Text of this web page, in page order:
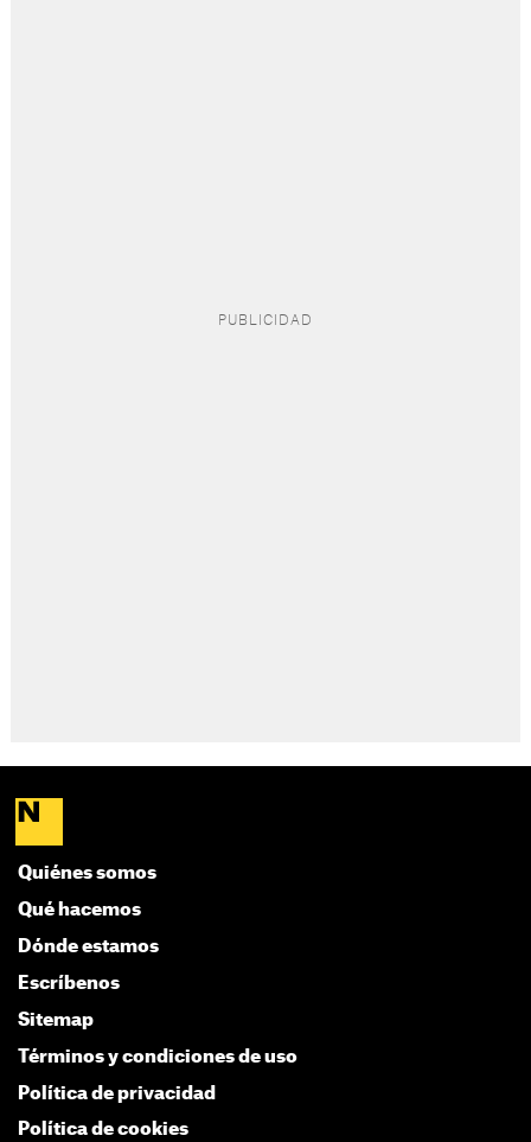
Quiénes somos
Qué hacemos
Dónde estamos
Escríbenos
Sitemap
Términos y condiciones de uso
Política de privacidad
Política de cookies